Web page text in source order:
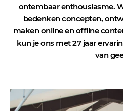
ontembaar enthousiasme.
bedenken concepten,
maken online en offline
kun je ons met 27 jaar
van